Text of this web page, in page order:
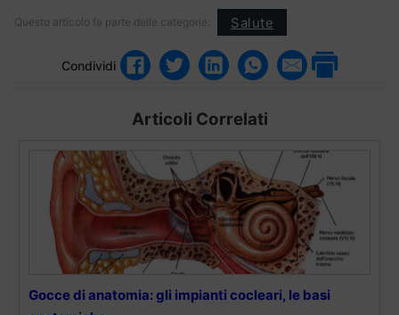
Questo articolo fa parte delle categorie: Salute
Condividi
Articoli Correlati
Gocce di anatomia: gli impianti cocleari, le basi